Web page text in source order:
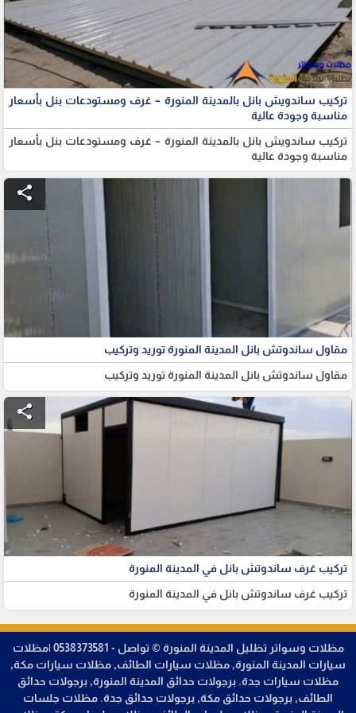
تركيب ساندويش بانل بالمدينة المنورة – غرف ومستودعات بنل بأسعار
مناسبة وجودة عالية
تركيب ساندويش بانل بالمدينة المنورة – غرف ومستودعات بنل بأسعار
مناسبة وجودة عالية
share
مقاول ساندوتش بانل المدينة المنورة توريد وتركيب
مقاول ساندوتش بانل المدينة المنورة توريد وتركيب
share
تركيب غرف ساندوتش بانل في المدينة المنورة
تركيب غرف ساندوتش بانل في المدينة المنورة
مظلات وسواتر تظليل المدينة المنورة © تواصل - 0538373581 |مظلات
سيارات المدينة المنورة, مظلات سيارات الطائف, مظلات سيارات مكة,
مظلات سيارات جدة. برجولات حدائق المدينة المنورة, برجولات حدائق
الطائف, برجولات حدائق مكة, برجولات حدائق جدة. مظلات جلسات